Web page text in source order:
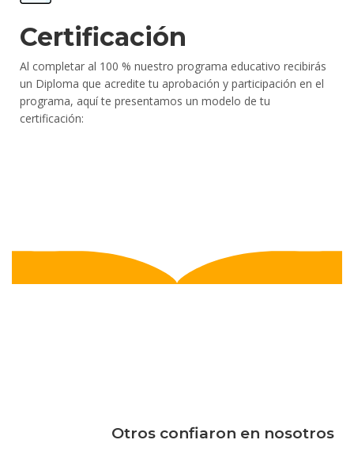
Certificación
Al completar al 100 % nuestro programa educativo recibirás
un Diploma que acredite tu aprobación y participación en el
programa, aquí te presentamos un modelo de tu
certificación:
Otros confiaron en nosotros